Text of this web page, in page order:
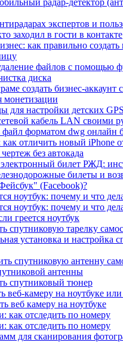
радар-детектор
экспертов и
заходил в гости в контакте
как правильно создать
файлов с помощью
диска
создать бизнес-аккаунт
монетизации
настройки детских
кабель LAN своими
форматом dwg онлайн
отличить новый iPhone
без автокада
билет РЖД:
билеты и
(Facebook)?
ноутбук: почему и что
ноутбук: почему и что
греется ноутбук
спутниковую тарелку
установка и настройка
спутниковую антенну
антенны
спутниковый тюнер
веб-камеру на ноутбуке
веб камеру на ноутбуке
как отследить по номеру
как отследить по номеру
для сканирования